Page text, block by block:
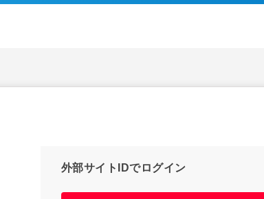
外部サイトIDでログイン